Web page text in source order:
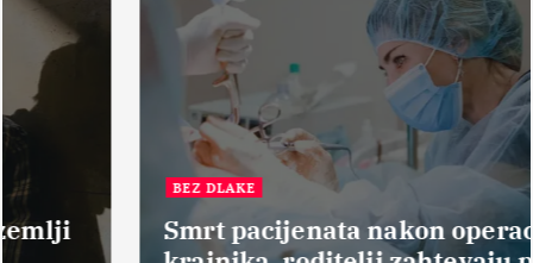
Smrt pacijenata nakon operacije
krajnika, roditelji zahtevaju pravdu